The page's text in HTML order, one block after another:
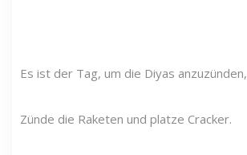
Es ist der Tag, um die Diyas anzuzünden,
Zünde die Raketen und platze Cracker.